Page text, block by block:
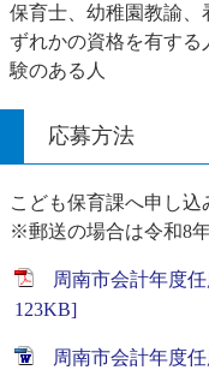
保育士、幼稚園教諭
ずれかの資格を有す
験のある人
応募方法
こども保育課へ申し
※郵送の場合は令和8
周南市会計年度
123KB]
周南市会計年度